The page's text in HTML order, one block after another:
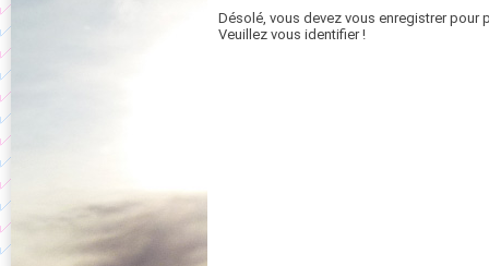
Désolé, vous devez vous enregistrer pour
Veuillez vous identifier !